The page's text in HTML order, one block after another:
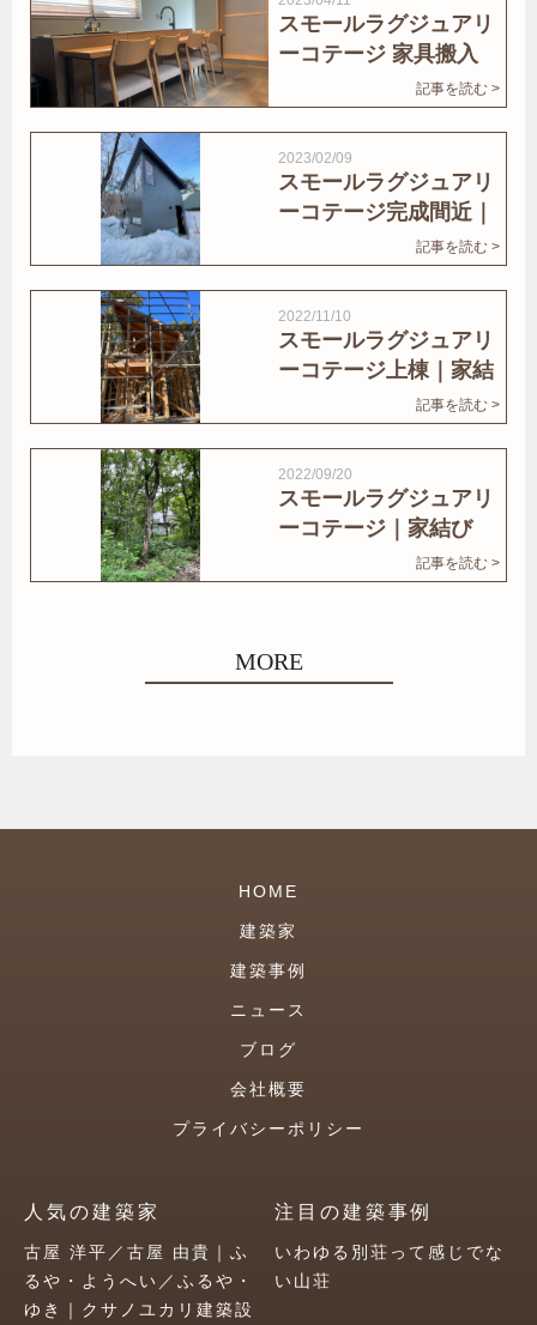
スモールラグジュアリ
ーコテージ 家具搬入
記事を読む >
2023/02/09
スモールラグジュアリ
ーコテージ完成間近｜
記事を読む >
2022/11/10
スモールラグジュアリ
ーコテージ上棟｜家結
記事を読む >
2022/09/20
スモールラグジュアリ
ーコテージ｜家結び
記事を読む >
MORE
HOME
建築家
建築事例
ニュース
ブログ
会社概要
プライバシーポリシー
人気の建築家
古屋 洋平／古屋 由貴｜ふ
るや・ようへい／ふるや・
ゆき｜クサノユカリ建築設
注目の建築事例
いわゆる別荘って感じでな
い山荘